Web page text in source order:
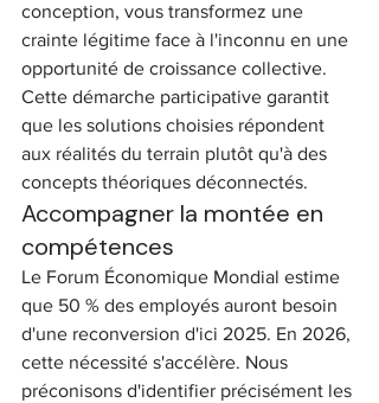
conception, vous transformez une
crainte légitime face à l'inconnu en une
opportunité de croissance collective.
Cette démarche participative garantit
que les solutions choisies répondent
aux réalités du terrain plutôt qu'à des
concepts théoriques déconnectés.
Accompagner la montée en
compétences
Le Forum Économique Mondial estime
que 50 % des employés auront besoin
d'une reconversion d'ici 2025. En 2026,
cette nécessité s'accélère. Nous
préconisons d'identifier précisément les